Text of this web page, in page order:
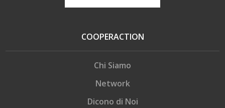
COOPERACTION
Chi Siamo
Network
Dicono di Noi